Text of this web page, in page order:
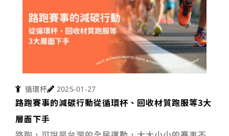
循環杯 2025-01-27
路跑賽事的減碳行動從循環杯、回收材質跑服等3大
層面下手